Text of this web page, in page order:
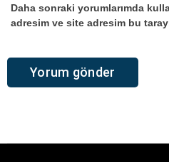
Daha sonraki yorumlarımda
adresim ve site adresim bu